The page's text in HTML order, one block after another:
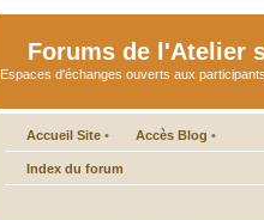
Forums de l'Atelier
Espaces d'échanges ouverts aux
Accueil Site • Accès Blog •
Index du forum